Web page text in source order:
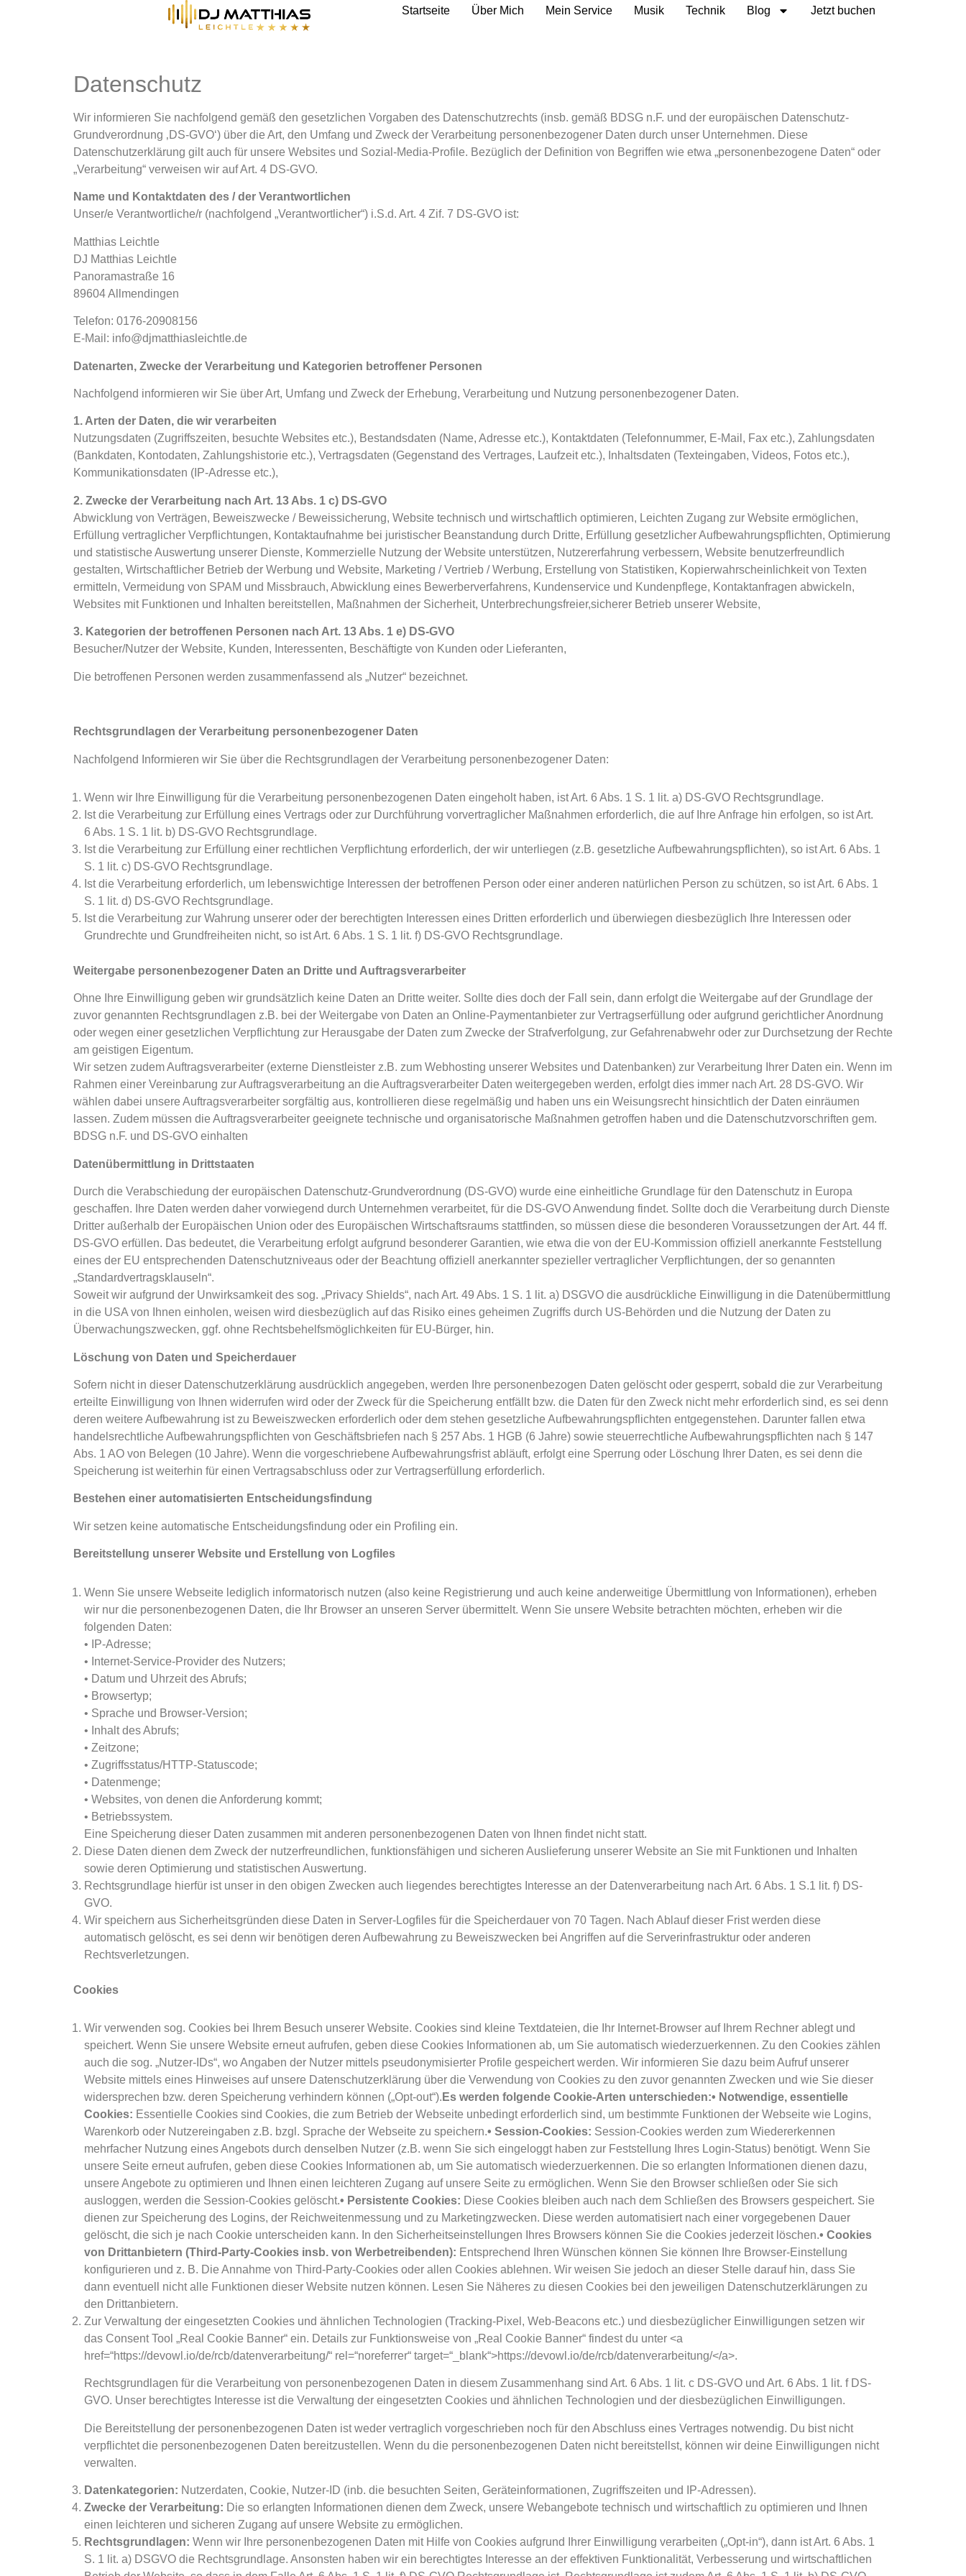
Startseite Über Mich Mein Service Musik Technik Blog Jetzt buchen
Datenschutz
Wir informieren Sie nachfolgend gemäß den gesetzlichen Vorgaben des Datenschutzrechts (insb. gemäß BDSG n.F. und der europäischen Datenschutz-
Grundverordnung ‚DS-GVO‘) über die Art, den Umfang und Zweck der Verarbeitung personenbezogener Daten durch unser Unternehmen. Diese
Datenschutzerklärung gilt auch für unsere Websites und Sozial-Media-Profile. Bezüglich der Definition von Begriffen wie etwa „personenbezogene Daten“ oder
„Verarbeitung“ verweisen wir auf Art. 4 DS-GVO.
Name und Kontaktdaten des / der Verantwortlichen
Unser/e Verantwortliche/r (nachfolgend „Verantwortlicher“) i.S.d. Art. 4 Zif. 7 DS-GVO ist:
Matthias Leichtle
DJ Matthias Leichtle
Panoramastraße 16
89604 Allmendingen
Telefon: 0176-20908156
E-Mail: info@djmatthiasleichtle.de
Datenarten, Zwecke der Verarbeitung und Kategorien betroffener Personen
Nachfolgend informieren wir Sie über Art, Umfang und Zweck der Erhebung, Verarbeitung und Nutzung personenbezogener Daten.
1. Arten der Daten, die wir verarbeiten
Nutzungsdaten (Zugriffszeiten, besuchte Websites etc.), Bestandsdaten (Name, Adresse etc.), Kontaktdaten (Telefonnummer, E-Mail, Fax etc.), Zahlungsdaten
(Bankdaten, Kontodaten, Zahlungshistorie etc.), Vertragsdaten (Gegenstand des Vertrages, Laufzeit etc.), Inhaltsdaten (Texteingaben, Videos, Fotos etc.),
Kommunikationsdaten (IP-Adresse etc.),
2. Zwecke der Verarbeitung nach Art. 13 Abs. 1 c) DS-GVO
Abwicklung von Verträgen, Beweiszwecke / Beweissicherung, Website technisch und wirtschaftlich optimieren, Leichten Zugang zur Website ermöglichen,
Erfüllung vertraglicher Verpflichtungen, Kontaktaufnahme bei juristischer Beanstandung durch Dritte, Erfüllung gesetzlicher Aufbewahrungspflichten, Optimierung
und statistische Auswertung unserer Dienste, Kommerzielle Nutzung der Website unterstützen, Nutzererfahrung verbessern, Website benutzerfreundlich
gestalten, Wirtschaftlicher Betrieb der Werbung und Website, Marketing / Vertrieb / Werbung, Erstellung von Statistiken, Kopierwahrscheinlichkeit von Texten
ermitteln, Vermeidung von SPAM und Missbrauch, Abwicklung eines Bewerberverfahrens, Kundenservice und Kundenpflege, Kontaktanfragen abwickeln,
Websites mit Funktionen und Inhalten bereitstellen, Maßnahmen der Sicherheit, Unterbrechungsfreier,sicherer Betrieb unserer Website,
3. Kategorien der betroffenen Personen nach Art. 13 Abs. 1 e) DS-GVO
Besucher/Nutzer der Website, Kunden, Interessenten, Beschäftigte von Kunden oder Lieferanten,
Die betroffenen Personen werden zusammenfassend als „Nutzer“ bezeichnet.
Rechtsgrundlagen der Verarbeitung personenbezogener Daten
Nachfolgend Informieren wir Sie über die Rechtsgrundlagen der Verarbeitung personenbezogener Daten:
Wenn wir Ihre Einwilligung für die Verarbeitung personenbezogenen Daten eingeholt haben, ist Art. 6 Abs. 1 S. 1 lit. a) DS-GVO Rechtsgrundlage.
Ist die Verarbeitung zur Erfüllung eines Vertrags oder zur Durchführung vorvertraglicher Maßnahmen erforderlich, die auf Ihre Anfrage hin erfolgen, so ist Art.
6 Abs. 1 S. 1 lit. b) DS-GVO Rechtsgrundlage.
Ist die Verarbeitung zur Erfüllung einer rechtlichen Verpflichtung erforderlich, der wir unterliegen (z.B. gesetzliche Aufbewahrungspflichten), so ist Art. 6 Abs. 1
S. 1 lit. c) DS-GVO Rechtsgrundlage.
Ist die Verarbeitung erforderlich, um lebenswichtige Interessen der betroffenen Person oder einer anderen natürlichen Person zu schützen, so ist Art. 6 Abs. 1
S. 1 lit. d) DS-GVO Rechtsgrundlage.
Ist die Verarbeitung zur Wahrung unserer oder der berechtigten Interessen eines Dritten erforderlich und überwiegen diesbezüglich Ihre Interessen oder
Grundrechte und Grundfreiheiten nicht, so ist Art. 6 Abs. 1 S. 1 lit. f) DS-GVO Rechtsgrundlage.
Weitergabe personenbezogener Daten an Dritte und Auftragsverarbeiter
Ohne Ihre Einwilligung geben wir grundsätzlich keine Daten an Dritte weiter. Sollte dies doch der Fall sein, dann erfolgt die Weitergabe auf der Grundlage der
zuvor genannten Rechtsgrundlagen z.B. bei der Weitergabe von Daten an Online-Paymentanbieter zur Vertragserfüllung oder aufgrund gerichtlicher Anordnung
oder wegen einer gesetzlichen Verpflichtung zur Herausgabe der Daten zum Zwecke der Strafverfolgung, zur Gefahrenabwehr oder zur Durchsetzung der Rechte
am geistigen Eigentum.
Wir setzen zudem Auftragsverarbeiter (externe Dienstleister z.B. zum Webhosting unserer Websites und Datenbanken) zur Verarbeitung Ihrer Daten ein. Wenn im
Rahmen einer Vereinbarung zur Auftragsverarbeitung an die Auftragsverarbeiter Daten weitergegeben werden, erfolgt dies immer nach Art. 28 DS-GVO. Wir
wählen dabei unsere Auftragsverarbeiter sorgfältig aus, kontrollieren diese regelmäßig und haben uns ein Weisungsrecht hinsichtlich der Daten einräumen
lassen. Zudem müssen die Auftragsverarbeiter geeignete technische und organisatorische Maßnahmen getroffen haben und die Datenschutzvorschriften gem.
BDSG n.F. und DS-GVO einhalten
Datenübermittlung in Drittstaaten
Durch die Verabschiedung der europäischen Datenschutz-Grundverordnung (DS-GVO) wurde eine einheitliche Grundlage für den Datenschutz in Europa
geschaffen. Ihre Daten werden daher vorwiegend durch Unternehmen verarbeitet, für die DS-GVO Anwendung findet. Sollte doch die Verarbeitung durch Dienste
Dritter außerhalb der Europäischen Union oder des Europäischen Wirtschaftsraums stattfinden, so müssen diese die besonderen Voraussetzungen der Art. 44 ff.
DS-GVO erfüllen. Das bedeutet, die Verarbeitung erfolgt aufgrund besonderer Garantien, wie etwa die von der EU-Kommission offiziell anerkannte Feststellung
eines der EU entsprechenden Datenschutzniveaus oder der Beachtung offiziell anerkannter spezieller vertraglicher Verpflichtungen, der so genannten
„Standardvertragsklauseln“.
Soweit wir aufgrund der Unwirksamkeit des sog. „Privacy Shields“, nach Art. 49 Abs. 1 S. 1 lit. a) DSGVO die ausdrückliche Einwilligung in die Datenübermittlung
in die USA von Ihnen einholen, weisen wird diesbezüglich auf das Risiko eines geheimen Zugriffs durch US-Behörden und die Nutzung der Daten zu
Überwachungszwecken, ggf. ohne Rechtsbehelfsmöglichkeiten für EU-Bürger, hin.
Löschung von Daten und Speicherdauer
Sofern nicht in dieser Datenschutzerklärung ausdrücklich angegeben, werden Ihre personenbezogen Daten gelöscht oder gesperrt, sobald die zur Verarbeitung
erteilte Einwilligung von Ihnen widerrufen wird oder der Zweck für die Speicherung entfällt bzw. die Daten für den Zweck nicht mehr erforderlich sind, es sei denn
deren weitere Aufbewahrung ist zu Beweiszwecken erforderlich oder dem stehen gesetzliche Aufbewahrungspflichten entgegenstehen. Darunter fallen etwa
handelsrechtliche Aufbewahrungspflichten von Geschäftsbriefen nach § 257 Abs. 1 HGB (6 Jahre) sowie steuerrechtliche Aufbewahrungspflichten nach § 147
Abs. 1 AO von Belegen (10 Jahre). Wenn die vorgeschriebene Aufbewahrungsfrist abläuft, erfolgt eine Sperrung oder Löschung Ihrer Daten, es sei denn die
Speicherung ist weiterhin für einen Vertragsabschluss oder zur Vertragserfüllung erforderlich.
Bestehen einer automatisierten Entscheidungsfindung
Wir setzen keine automatische Entscheidungsfindung oder ein Profiling ein.
Bereitstellung unserer Website und Erstellung von Logfiles
Wenn Sie unsere Webseite lediglich informatorisch nutzen (also keine Registrierung und auch keine anderweitige Übermittlung von Informationen), erheben
wir nur die personenbezogenen Daten, die Ihr Browser an unseren Server übermittelt. Wenn Sie unsere Website betrachten möchten, erheben wir die
folgenden Daten:
• IP-Adresse;
• Internet-Service-Provider des Nutzers;
• Datum und Uhrzeit des Abrufs;
• Browsertyp;
• Sprache und Browser-Version;
• Inhalt des Abrufs;
• Zeitzone;
• Zugriffsstatus/HTTP-Statuscode;
• Datenmenge;
• Websites, von denen die Anforderung kommt;
• Betriebssystem.
Eine Speicherung dieser Daten zusammen mit anderen personenbezogenen Daten von Ihnen findet nicht statt.
Diese Daten dienen dem Zweck der nutzerfreundlichen, funktionsfähigen und sicheren Auslieferung unserer Website an Sie mit Funktionen und Inhalten
sowie deren Optimierung und statistischen Auswertung.
Rechtsgrundlage hierfür ist unser in den obigen Zwecken auch liegendes berechtigtes Interesse an der Datenverarbeitung nach Art. 6 Abs. 1 S.1 lit. f) DS-
GVO.
Wir speichern aus Sicherheitsgründen diese Daten in Server-Logfiles für die Speicherdauer von 70 Tagen. Nach Ablauf dieser Frist werden diese
automatisch gelöscht, es sei denn wir benötigen deren Aufbewahrung zu Beweiszwecken bei Angriffen auf die Serverinfrastruktur oder anderen
Rechtsverletzungen.
Cookies
Wir verwenden sog. Cookies bei Ihrem Besuch unserer Website. Cookies sind kleine Textdateien, die Ihr Internet-Browser auf Ihrem Rechner ablegt und
speichert. Wenn Sie unsere Website erneut aufrufen, geben diese Cookies Informationen ab, um Sie automatisch wiederzuerkennen. Zu den Cookies zählen
auch die sog. „Nutzer-IDs“, wo Angaben der Nutzer mittels pseudonymisierter Profile gespeichert werden. Wir informieren Sie dazu beim Aufruf unserer
Website mittels eines Hinweises auf unsere Datenschutzerklärung über die Verwendung von Cookies zu den zuvor genannten Zwecken und wie Sie dieser
widersprechen bzw. deren Speicherung verhindern können („Opt-out“). Es werden folgende Cookie-Arten unterschieden:• Notwendige, essentielle
Cookies: Essentielle Cookies sind Cookies, die zum Betrieb der Webseite unbedingt erforderlich sind, um bestimmte Funktionen der Webseite wie Logins,
Warenkorb oder Nutzereingaben z.B. bzgl. Sprache der Webseite zu speichern.• Session-Cookies: Session-Cookies werden zum Wiedererkennen
mehrfacher Nutzung eines Angebots durch denselben Nutzer (z.B. wenn Sie sich eingeloggt haben zur Feststellung Ihres Login-Status) benötigt. Wenn Sie
unsere Seite erneut aufrufen, geben diese Cookies Informationen ab, um Sie automatisch wiederzuerkennen. Die so erlangten Informationen dienen dazu,
unsere Angebote zu optimieren und Ihnen einen leichteren Zugang auf unsere Seite zu ermöglichen. Wenn Sie den Browser schließen oder Sie sich
ausloggen, werden die Session-Cookies gelöscht.• Persistente Cookies: Diese Cookies bleiben auch nach dem Schließen des Browsers gespeichert. Sie
dienen zur Speicherung des Logins, der Reichweitenmessung und zu Marketingzwecken. Diese werden automatisiert nach einer vorgegebenen Dauer
gelöscht, die sich je nach Cookie unterscheiden kann. In den Sicherheitseinstellungen Ihres Browsers können Sie die Cookies jederzeit löschen.• Cookies
von Drittanbietern (Third-Party-Cookies insb. von Werbetreibenden): Entsprechend Ihren Wünschen können Sie können Ihre Browser-Einstellung
konfigurieren und z. B. Die Annahme von Third-Party-Cookies oder allen Cookies ablehnen. Wir weisen Sie jedoch an dieser Stelle darauf hin, dass Sie
dann eventuell nicht alle Funktionen dieser Website nutzen können. Lesen Sie Näheres zu diesen Cookies bei den jeweiligen Datenschutzerklärungen zu
den Drittanbietern.
Zur Verwaltung der eingesetzten Cookies und ähnlichen Technologien (Tracking-Pixel, Web-Beacons etc.) und diesbezüglicher Einwilligungen setzen wir
das Consent Tool „Real Cookie Banner“ ein. Details zur Funktionsweise von „Real Cookie Banner“ findest du unter <a
href=“https://devowl.io/de/rcb/datenverarbeitung/“ rel=“noreferrer“ target=“_blank“>https://devowl.io/de/rcb/datenverarbeitung/</a>.
Rechtsgrundlagen für die Verarbeitung von personenbezogenen Daten in diesem Zusammenhang sind Art. 6 Abs. 1 lit. c DS-GVO und Art. 6 Abs. 1 lit. f DS-
GVO. Unser berechtigtes Interesse ist die Verwaltung der eingesetzten Cookies und ähnlichen Technologien und der diesbezüglichen Einwilligungen.
Die Bereitstellung der personenbezogenen Daten ist weder vertraglich vorgeschrieben noch für den Abschluss eines Vertrages notwendig. Du bist nicht
verpflichtet die personenbezogenen Daten bereitzustellen. Wenn du die personenbezogenen Daten nicht bereitstellst, können wir deine Einwilligungen nicht
verwalten.
Datenkategorien: Nutzerdaten, Cookie, Nutzer-ID (inb. die besuchten Seiten, Geräteinformationen, Zugriffszeiten und IP-Adressen).
Zwecke der Verarbeitung: Die so erlangten Informationen dienen dem Zweck, unsere Webangebote technisch und wirtschaftlich zu optimieren und Ihnen
einen leichteren und sicheren Zugang auf unsere Website zu ermöglichen.
Rechtsgrundlagen: Wenn wir Ihre personenbezogenen Daten mit Hilfe von Cookies aufgrund Ihrer Einwilligung verarbeiten („Opt-in“), dann ist Art. 6 Abs. 1
S. 1 lit. a) DSGVO die Rechtsgrundlage. Ansonsten haben wir ein berechtigtes Interesse an der effektiven Funktionalität, Verbesserung und wirtschaftlichen